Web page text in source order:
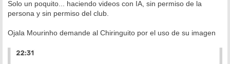
j
e
Solo un poquito... haciendo videos con IA, sin permiso de la
persona y sin permiso del club.
Ojala Mourinho demande al Chiringuito por el uso de su imagen